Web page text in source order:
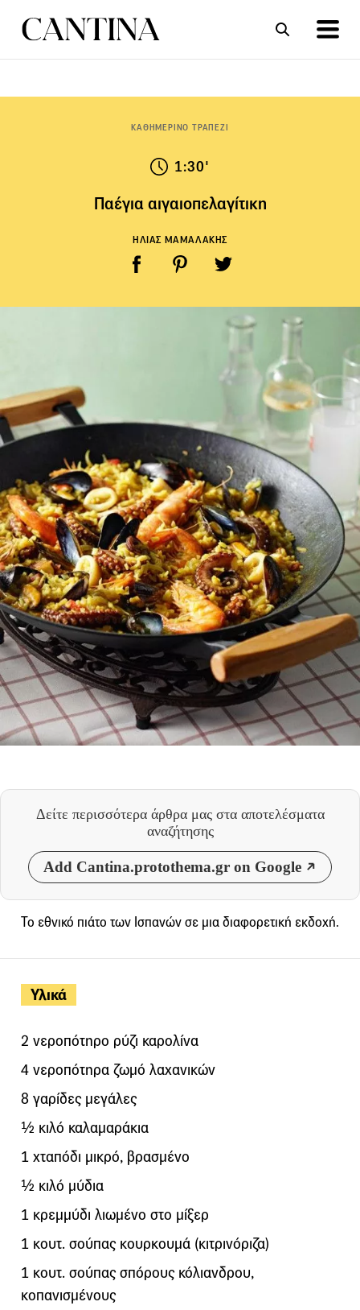
ΚΑΘΗΜΕΡΙΝΟ ΤΡΑΠΕΖΙ
1:30'
Παέγια αιγαιοπελαγίτικη
ΗΛΙΑΣ ΜΑΜΑΛΑΚΗΣ
Δείτε περισσότερα άρθρα μας στα αποτελέσματα
αναζήτησης
Add Cantina.protothema.gr on Google
Υλικά
2 νεροπότηρο ρύζι καρολίνα
4 νεροπότηρα ζωμό λαχανικών
8 γαρίδες μεγάλες
½ κιλό καλαμαράκια
1 χταπόδι μικρό, βρασμένο
½ κιλό μύδια
1 κρεμμύδι λιωμένο στο μίξερ
1 κουτ. σούπας κουρκουμά (κιτρινόριζα)
1 κουτ. σούπας σπόρους κόλιανδρου,
κοπανισμένους
Το εθνικό πιάτο των Ισπανών σε μια διαφορετική εκδοχή.